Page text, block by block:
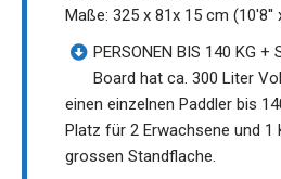
Maße: 325 x 81x 15 cm (10'8''
PERSONEN BIS 140 KG +
Board hat ca. 300 Liter
einen einzelnen Paddler bis
Platz für 2 Erwachsene und 1
grossen Standflache.